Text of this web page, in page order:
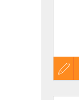
עדכון